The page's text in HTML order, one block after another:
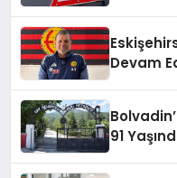
Devam
91